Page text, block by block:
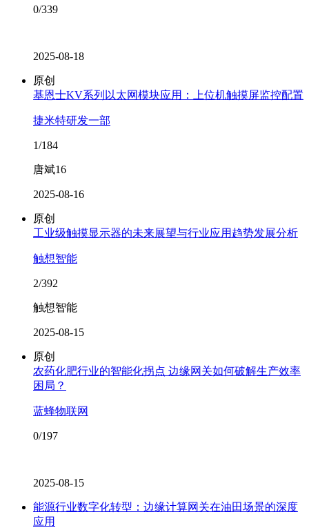
0/339
2025-08-18
原创
基恩士KV系列以太网模块应用：上位机触摸屏监控配置
捷米特研发一部
1/184
唐斌16
2025-08-16
原创
工业级触摸显示器的未来展望与行业应用趋势发展分析
触想智能
2/392
触想智能
2025-08-15
原创
农药化肥行业的智能化拐点 边缘网关如何破解生产效率
困局？
蓝蜂物联网
0/197
2025-08-15
能源行业数字化转型：边缘计算网关在油田场景的深度
应用